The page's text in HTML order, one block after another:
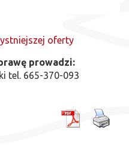
oferty
prowadzi:
tel. 665-370-093